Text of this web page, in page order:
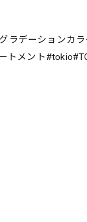
デーションカ
メント